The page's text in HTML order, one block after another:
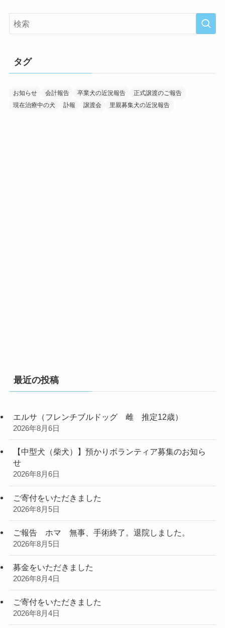
タグ
お知らせ 会計報告 卒業犬の近況報告
正式譲渡のご報告
現在治療中の犬
訃報 譲渡会 里親募集犬の近況報告
最近の投稿
エルサ（フレンチブルドッグ 雌 推定12歳）
2026年8月6日
【中型犬（柴犬）】預かりボランティア募集のお知ら
せ
2026年8月6日
ご寄付をいただきました
2026年8月5日
ご報告 ホマ 無事、手術終了。退院しました。
2026年8月5日
募金をいただきました
2026年8月4日
ご寄付をいただきました
2026年8月4日